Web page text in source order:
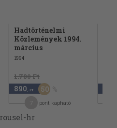
Hadtörténelmi
Közlemények 1994.
március
1994
1.780 Ft
890 ,-Ft 50
pont kapható